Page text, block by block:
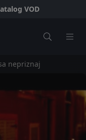
VOD
nepriznaj